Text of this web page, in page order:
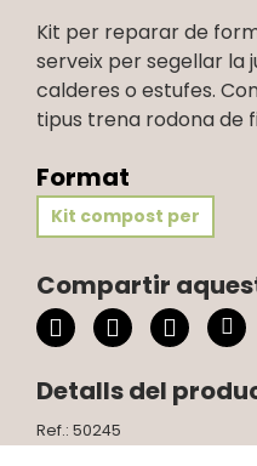
Kit per reparar de
serveix per segellar la
calderes o estufes.
tipus trena rodona de
Format
Kit compost per
Compartir
Detalls del
Ref.: 50245